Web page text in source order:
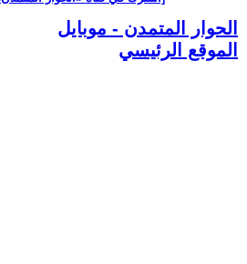
الحوار المتمدن - موبايل
الموقع الرئيسي